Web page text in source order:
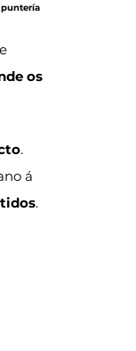
puntería
os
.
á
.